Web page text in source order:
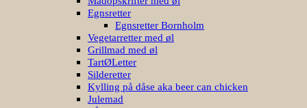
Egnsretter
Egnsretter Bornholm
Vegetarretter med øl
Grillmad med øl
TartØLetter
Silderetter
Kylling på dåse aka beer can chicken
Julemad